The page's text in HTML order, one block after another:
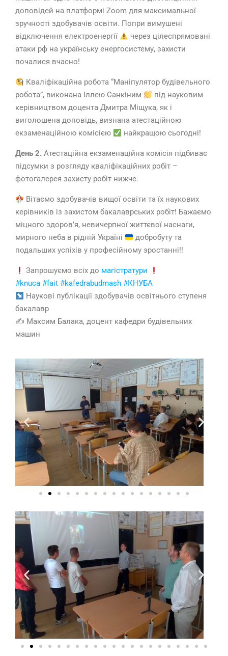
доповідей на платформі Zoom для максимальної
зручності здобувачів освіти. Попри вимушені
відключення електроенергії
через цілеспрямовані
атаки рф на українську енергосистему, захисти
почалися вчасно!
Кваліфікаційна робота “Маніпулятор будівельного
робота”, виконана Іллею Санкіним
під науковим
керівництвом доцента Дмитра Міщука, як і
виголошена доповідь, визнана атестаційною
екзаменаційною комісією
найкращою сьогодні!
День 2. Атестаційна екзаменаційна комісія підбиває
підсумки з розгляду кваліфікаційних робіт –
фотогалерея захисту робіт нижче.
Вітаємо здобувачів вищої освіти та їх наукових
керівників із захистом бакалаврських робіт! Бажаємо
міцного здоров’я, невичерпної життєвої наснаги,
мирного неба в рідній Україні
добробуту та
подальших успіхів у професійному зростанні!!
Запрошуємо всіх до магістратури
#knuca #fait #kafedrabudmash #КНУБА
Наукові публікації здобувачів освітнього ступеня
бакалавр
✍️ Максим Балака, доцент кафедри будівельних
машин